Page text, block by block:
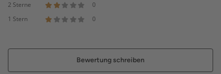
2 Sterne
0
1 Stern
0
Bewertung schreiben